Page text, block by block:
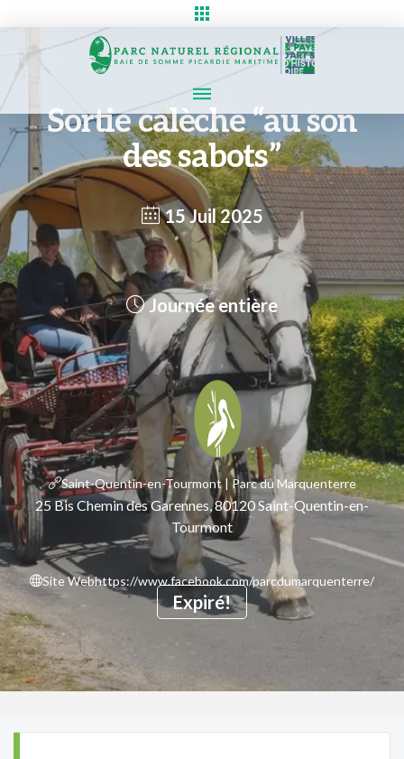
Sortie calèche “au son
des sabots”
15 Juil 2025
Expiré!
Journée entière
Saint-Quentin-en-Tourmont | Parc du Marquenterre
25 Bis Chemin des Garennes, 80120 Saint-Quentin-en-
Tourmont
Site Webhttps://www.facebook.com/parcdumarquenterre/